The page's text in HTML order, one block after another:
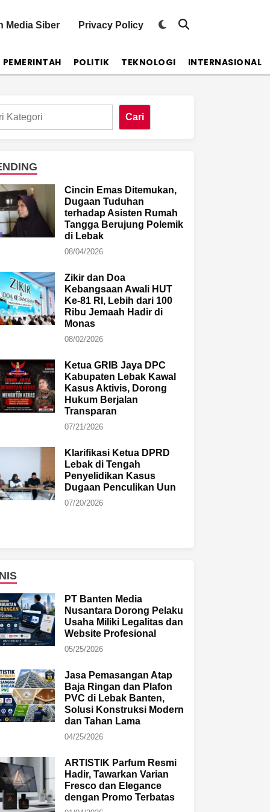
Media Siber Privacy Policy
Switch
mode
Open
PEMERINTAH POLITIK TEKNOLOGI INTERNASIONAL
Cari
Cincin Emas Ditemukan,
Dugaan Tuduhan
terhadap Asisten Rumah
Tangga Berujung Polemik
di Lebak
08/04/2026
Zikir dan Doa
Kebangsaan Awali HUT
Ke-81 RI, Lebih dari 100
Ribu Jemaah Hadir di
Monas
08/02/2026
Ketua GRIB Jaya DPC
Kabupaten Lebak Kawal
Kasus Aktivis, Dorong
Hukum Berjalan
Transparan
07/21/2026
Klarifikasi Ketua DPRD
Lebak di Tengah
Penyelidikan Kasus
Dugaan Penculikan Uun
07/20/2026
PT Banten Media
Nusantara Dorong Pelaku
Usaha Miliki Legalitas dan
Website Profesional
05/25/2026
Jasa Pemasangan Atap
Baja Ringan dan Plafon
PVC di Lebak Banten,
Solusi Konstruksi Modern
dan Tahan Lama
04/25/2026
ARTISTIK Parfum Resmi
Hadir, Tawarkan Varian
Fresco dan Elegance
dengan Promo Terbatas